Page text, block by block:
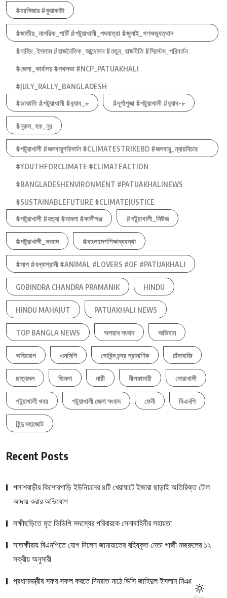
#চরবিজায় #কুয়াকাটা
#জাতীয়_নাগরিক_পার্টি #পটুয়াখালী_পদযাত্রা #জুলাই_গণঅভ্যুত্থান
#নাহিদ_ইসলাম #রাজনৈতিক_আন্দোলন #নতুন_রাজনীতি #সিস্টেম_পরিবর্তন
#জেলা_কার্যালয় #পথসভা #NCP_PATUAKHALI
#JULY_RALLY_BANGLADESH
#ডাকাতি #পটুয়াখালী #র‍্যাব_৮
#দূর্গাপুজা #পটুয়াখালী #র‍্যাব-৮
#নুরুল_হক_নুর
#পটুয়াখালী #জলবায়ুপরিবর্তন #CLIMATESTRIKEBD #জলবায়ু_ন্যায়বিচার
#YOUTHFORCLIMATE #CLIMATEACTION
#BANGLADESHENVIRONMENT #PATUAKHALINEWS
#SUSTAINABLEFUTURE #CLIMATEJUSTICE
#পটুয়াখালী #হত্যা #মামলা #কালীগঞ্জ
#পটুয়াখালী_নিউজ
#পটুয়াখালী_সংবাদ #বাংলাদেশশিক্ষাব্যবস্থা
#সাপ #বন্যাপ্রানী #ANIMAL #LOVERS #OF #PATUAKHALI
GOBINDRA CHANDRA PRAMANIK HINDU
HINDU MAHAJUT PATUAKHALI NEWS
TOP BANGLA NEWS অপরাধ সংবাদ অভিযান
অভিযোগ এনসিপি গোবিন্দ চন্দ্র প্রামাণিক চাঁদাবাজি
ছাত্রদল ডিমলা নারী নীলফামারী নোয়াখালী
পটুয়াখালী খবর পটুয়াখালী জেলা সংবাদ ফেনী বিএনপি
হিন্দু মহাজোট
Recent Posts
পলাশবাড়ীর কিশোরগাড়ি ইউনিয়নের ৪টি খেয়াঘাটে ইজারা ছাড়াই অতিরিক্ত টোল
আদায় করার অভিযোগ
লক্ষীছড়িতে মৃত ভিডিপি সদস্যের পরিবারকে সেনাবাহিনীর সহায়তা
সাতক্ষীরায় বিএনপিতে যোগ দিলেন জামায়াতের বহিষ্কৃত নেতা গাজী নজরুলের ১২
সক্রীয় অনুসারী
প্রধানমন্ত্রীর সফর সফল করতে দিনরাত মাঠে ডিসি জাহিদুল ইসলাম মিঞা